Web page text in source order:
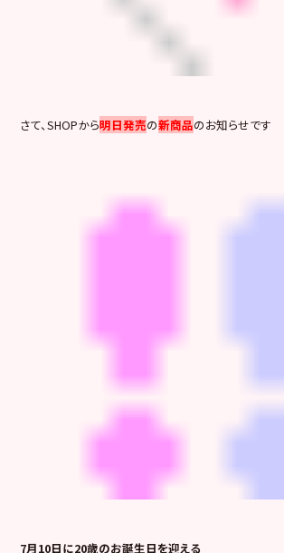
さて、SHOPから明日発売の新商品のお知らせです
7月10日に20歳のお誕生日を迎える